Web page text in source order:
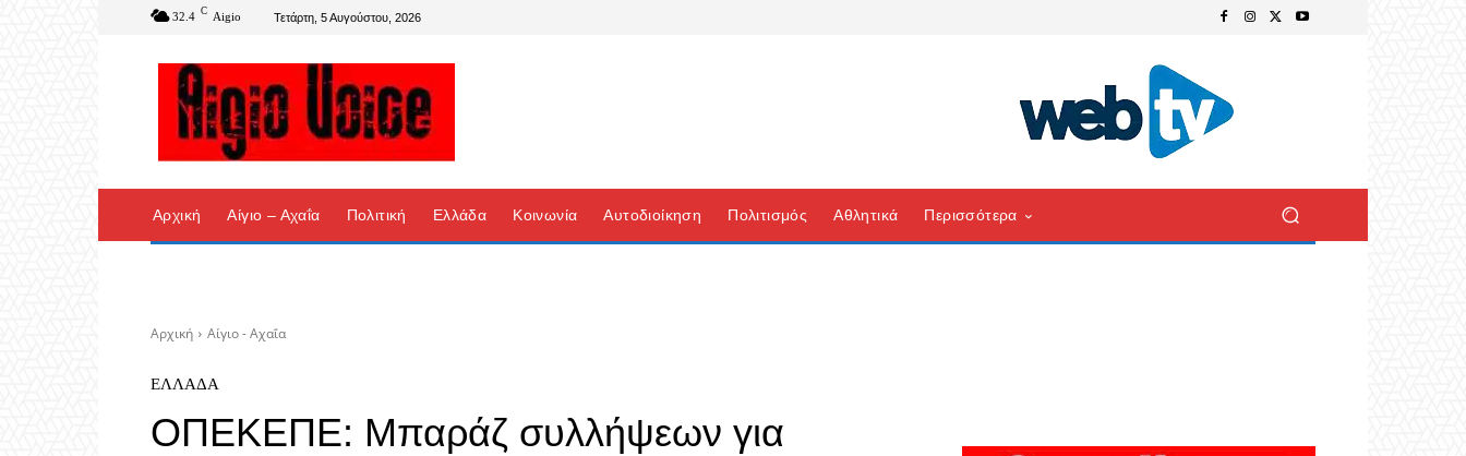
32.4 C Aigio Τετάρτη, 5 Αυγούστου, 2026
Αρχική Αίγιο – Αχαΐα Πολιτική Ελλάδα Κοινωνία Αυτοδιοίκηση Πολιτισμός Αθλητικά Περισσότερα
Αρχική Αίγιο - Αχαΐα
ΕΛΛΆΔΑ
ΟΠΕΚΕΠΕ: Μπαράζ συλλήψεων για